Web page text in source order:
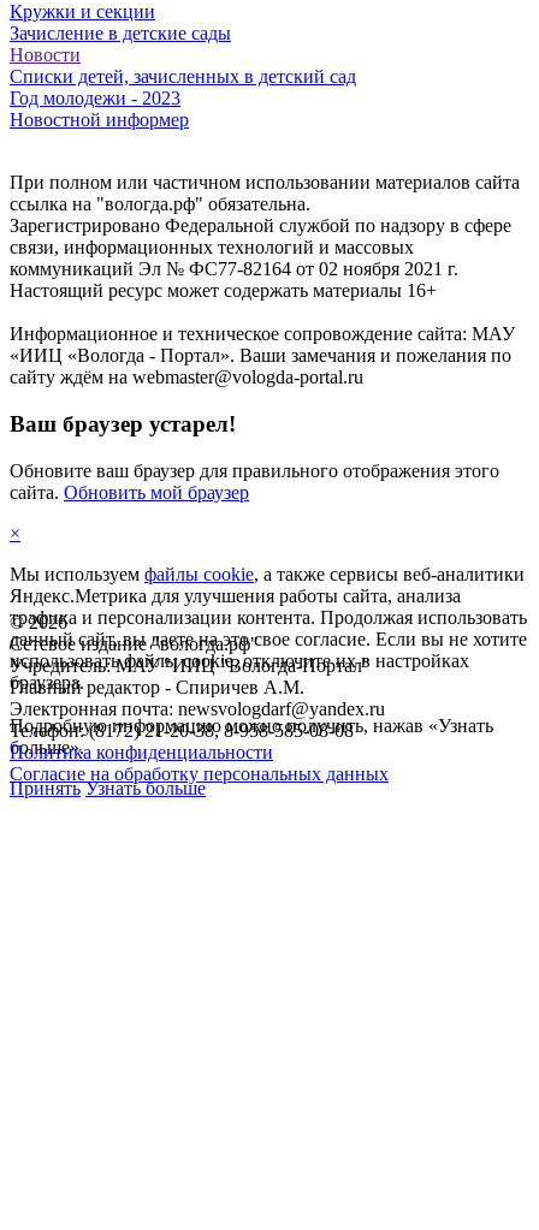
Кружки и секции
Зачисление в детские сады
Новости
Списки детей, зачисленных в детский сад
Год молодежи - 2023
©2026
Сетевое издание "вологда.рф"
Учредитель: МАУ "ИИЦ "Вологда-Портал"
Главный редактор - Спиричев А.М.
Электронная почта: newsvologdarf@yandex.ru
Телефон: (8172) 21-20-38, 8-958-585-08-08
Политика конфиденциальности
Согласие на обработку персональных данных
Новостной информер
При полном или частичном использовании материалов сайта
ссылка на "вологда.рф" обязательна.
Зарегистрировано Федеральной службой по надзору в сфере
связи, информационных технологий и массовых
коммуникаций Эл № ФС77-82164 от 02 ноября 2021 г.
Настоящий ресурс может содержать материалы 16+
Информационное и техническое сопровождение сайта: МАУ
«ИИЦ «Вологда - Портал». Ваши замечания и пожелания по
сайту ждём на webmaster@vologda-portal.ru
Ваш браузер устарел!
Обновите ваш браузер для правильного отображения этого
сайта. Обновить мой браузер
×
Мы используем файлы cookie, а также сервисы веб-аналитики
Яндекс.Метрика для улучшения работы сайта, анализа
трафика и персонализации контента. Продолжая использовать
данный сайт, вы даете на это свое согласие. Если вы не хотите
использовать файлы cookie, отключите их в настройках
браузера.
Подробную информацию можно получить, нажав «Узнать
больше».
Принять Узнать больше